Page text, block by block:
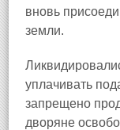
вновь
земли.
уплачивать
запрещено
дворяне